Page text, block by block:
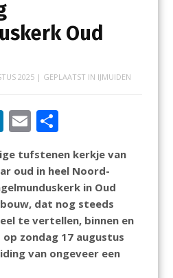
Oud
2025| GEPLAATST IN IJMUIDEN
Li
k
e
dI
n
E
m
ai
l
D
el
e
n
tufstenen kerkje van
oud in heel Noord-
in Oud
dat nog steeds
te vertellen, binnen en
zondag 17 augustus
van ongeveer een